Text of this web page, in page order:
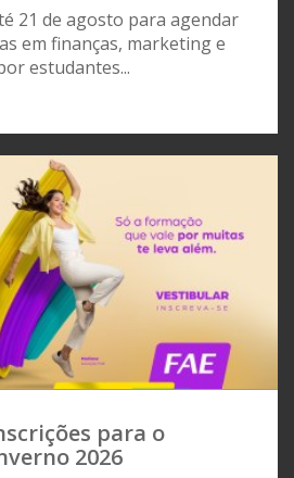
21 de agosto para agendar
em finanças, marketing e
estudantes...
para o
2026